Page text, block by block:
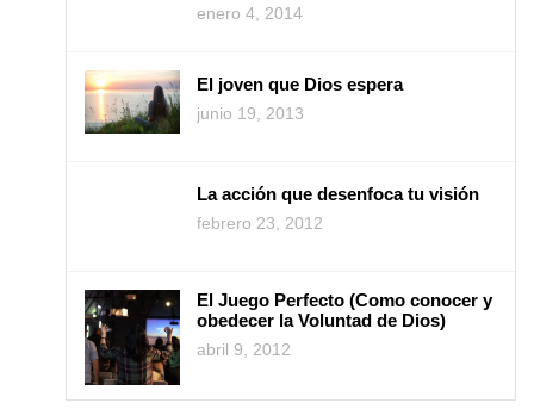
enero 4, 2014
El joven que Dios espera
junio 19, 2013
La acción que desenfoca tu visión
febrero 23, 2012
El Juego Perfecto (Como conocer y
obedecer la Voluntad de Dios)
abril 9, 2012